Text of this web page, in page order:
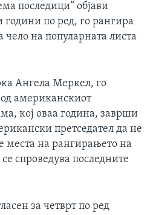
последици“ објави
години по ред, го рангира
чело на популарната листа
Ангела Меркел, го
од американскиот
кој оваа година, заврши
претседател да не
места на рангирањето на
спроведува последните
за четврт по ред